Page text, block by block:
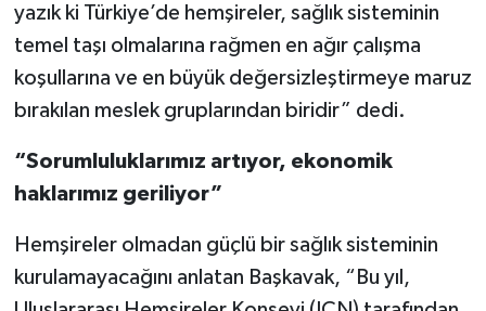
yazık ki Türkiye’de hemşireler, sağlık sisteminin
temel taşı olmalarına rağmen en ağır çalışma
koşullarına ve en büyük değersizleştirmeye maruz
bırakılan meslek gruplarından biridir” dedi.
“Sorumluluklarımız artıyor, ekonomik
haklarımız geriliyor”
Hemşireler olmadan güçlü bir sağlık sisteminin
kurulamayacağını anlatan Başkavak, “Bu yıl,